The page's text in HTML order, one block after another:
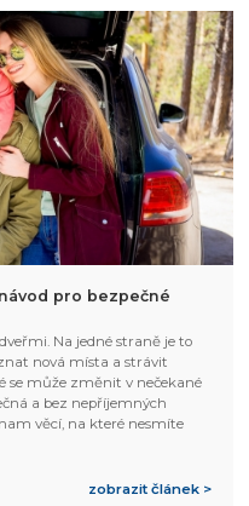
pro bezpečné
Na jedné straně je to
nová místa a strávit
se může změnit v nečekané
a bez nepříjemných
věcí, na které nesmíte
zobrazit článek >